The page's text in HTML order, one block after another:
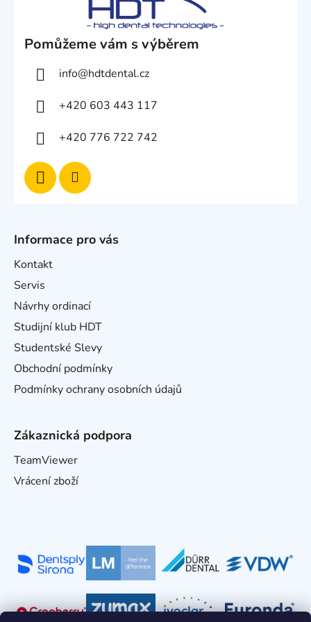
Pomůžeme vám s výběrem
info@hdtdental.cz
+420 603 443 117
+420 776 722 742
Informace pro vás
Kontakt
Servis
Návrhy ordinací
Studijní klub HDT
Studentské Slevy
Obchodní podmínky
Podmínky ochrany osobních údajů
Zákaznická podpora
TeamViewer
Vrácení zboží